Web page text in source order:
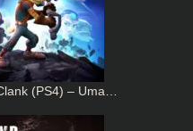
(PS4) – Uma…